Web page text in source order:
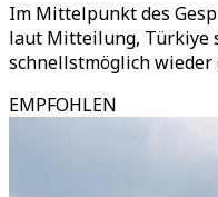
Im Mittelpunkt des
laut Mitteilung, Türkiye
schnellstmöglich wieder
EMPFOHLEN